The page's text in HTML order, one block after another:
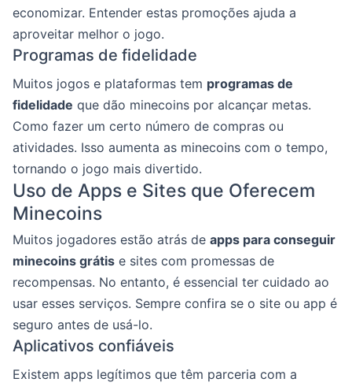
economizar. Entender estas promoções ajuda a
aproveitar melhor o jogo.
Programas de fidelidade
Muitos jogos e plataformas tem programas de
fidelidade que dão minecoins por alcançar metas.
Como fazer um certo número de compras ou
atividades. Isso aumenta as minecoins com o tempo,
tornando o jogo mais divertido.
Uso de Apps e Sites que Oferecem
Minecoins
Muitos jogadores estão atrás de apps para conseguir
minecoins grátis e sites com promessas de
recompensas. No entanto, é essencial ter cuidado ao
usar esses serviços. Sempre confira se o site ou app é
seguro antes de usá-lo.
Aplicativos confiáveis
Existem apps legítimos que têm parceria com a